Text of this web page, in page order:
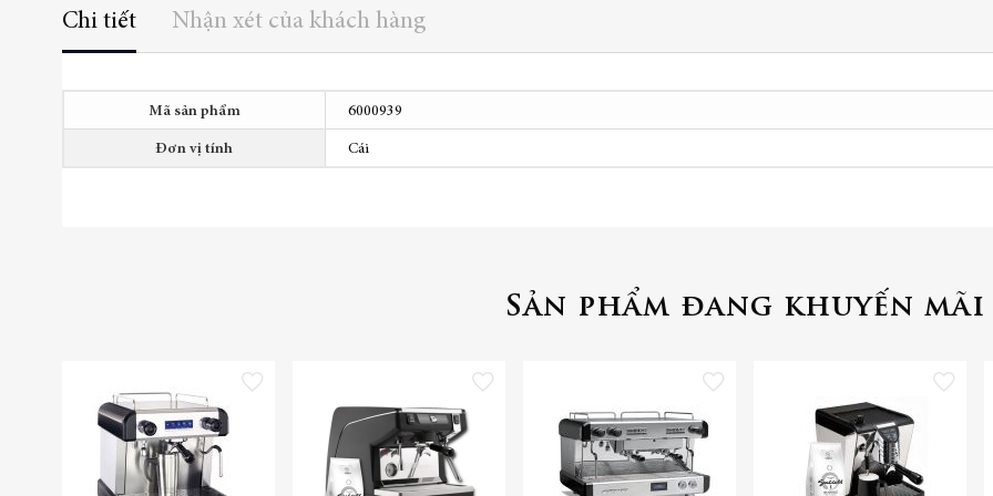
Chi tiết
Mã sản phẩm 6000939
Đơn vị tính Cái
Nhận xét của khách hàng
Sản phẩm đang khuyến mãi
Thêm vào danh sách yêu thích Thêm vào danh sách yêu thích Thêm vào danh sách yêu thích Thêm vào danh